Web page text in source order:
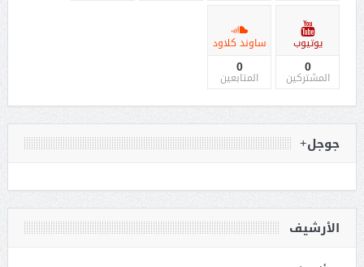
يوتيوب
0
المشتركين
ساوند كلاود
0
المتابعين
جوجل+
الأرشيف